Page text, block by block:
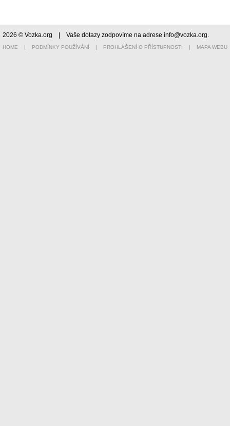
2026 © Vozka.org | Vaše dotazy zodpovíme na adrese info@vozka.org.
HOME | PODMÍNKY POUŽÍVÁNÍ | PROHLÁŠENÍ O PŘÍSTUPNOSTI | MAPA WEBU